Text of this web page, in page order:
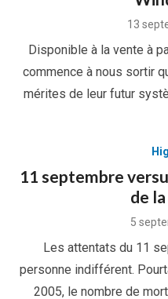
Posted
13
Disponible à la vente à
commence à nous sortir
mérites de leur futur
11 septembre
de
Posted
5
Les attentats du 11
personne indifférent.
2005, le nombre de